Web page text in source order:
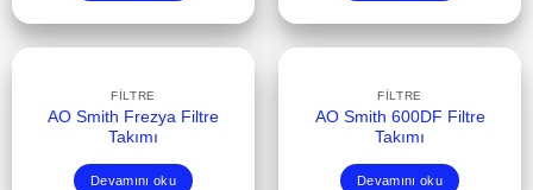
FILTRE
AO Smith Frezya Filtre
Takımı
Devamını oku
FILTRE
AO Smith 600DF Filtre
Takımı
Devamını oku